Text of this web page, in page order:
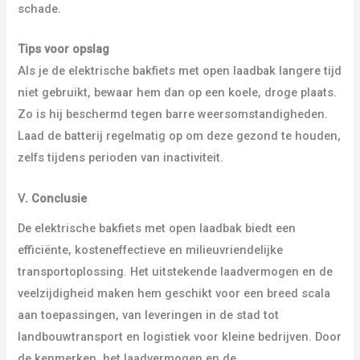
schade.
Tips voor opslag
Als je de elektrische bakfiets met open laadbak langere tijd
niet gebruikt, bewaar hem dan op een koele, droge plaats.
Zo is hij beschermd tegen barre weersomstandigheden.
Laad de batterij regelmatig op om deze gezond te houden,
zelfs tijdens perioden van inactiviteit.
Ⅴ. Conclusie
De elektrische bakfiets met open laadbak biedt een
efficiënte, kosteneffectieve en milieuvriendelijke
transportoplossing. Het uitstekende laadvermogen en de
veelzijdigheid maken hem geschikt voor een breed scala
aan toepassingen, van leveringen in de stad tot
landbouwtransport en logistiek voor kleine bedrijven. Door